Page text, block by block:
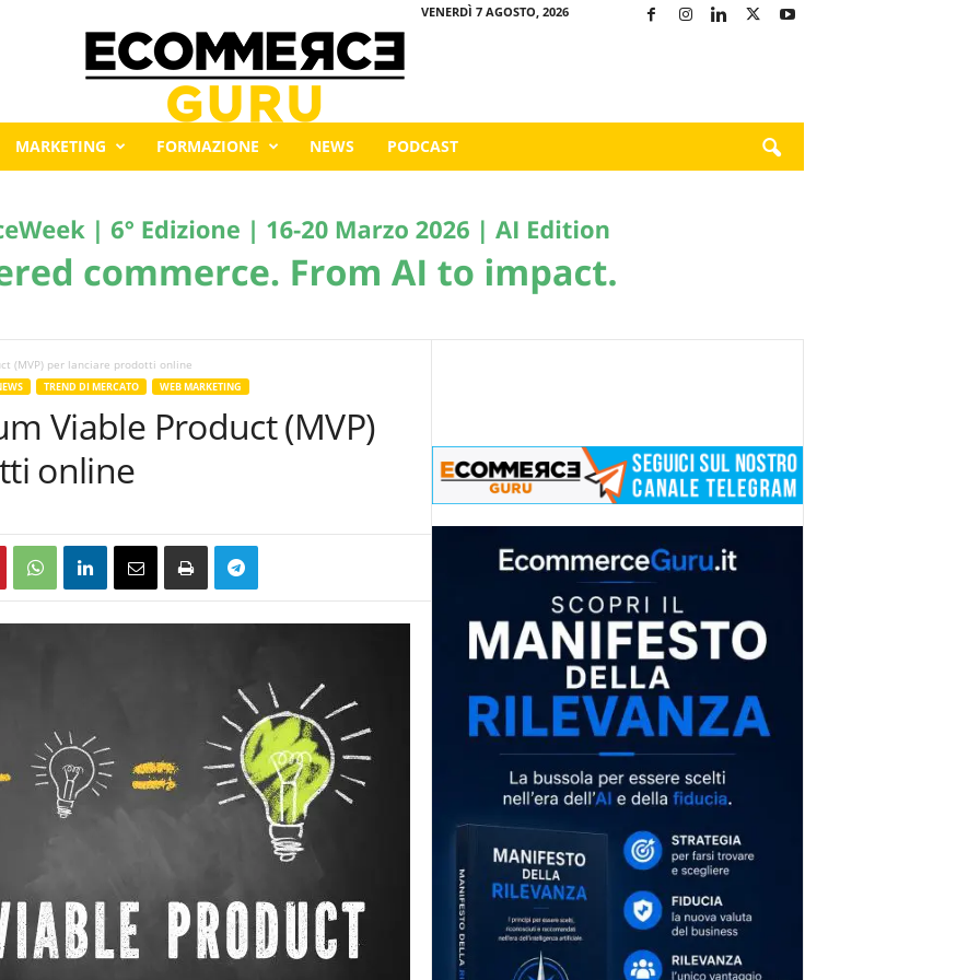
VENERDÌ 7 AGOSTO, 2026
MARKETING FORMAZIONE NEWS PODCAST
(MVP) per lanciare prodotti online
TREND DI MERCATO WEB MARKETING
Viable Product (MVP)
online